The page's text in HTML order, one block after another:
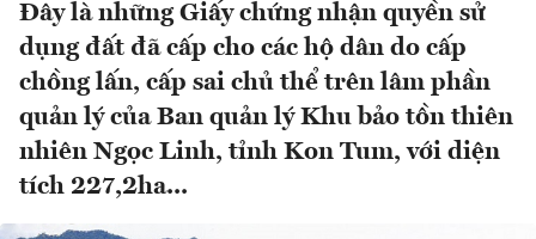
Đây là những Giấy chứng nhận quyền sử
dụng đất đã cấp cho các hộ dân do cấp
chồng lấn, cấp sai chủ thể trên lâm phần
quản lý của Ban quản lý Khu bảo tồn thiên
nhiên Ngọc Linh, tỉnh Kon Tum, với diện
tích 227,2ha...